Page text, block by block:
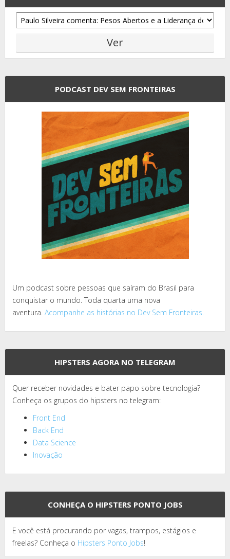
PODCAST DEV SEM FRONTEIRAS
Um podcast sobre pessoas que saíram do Brasil para
conquistar o mundo. Toda quarta uma nova
aventura. Acompanhe as histórias no Dev Sem Fronteiras.
HIPSTERS AGORA NO TELEGRAM
Quer receber novidades e bater papo sobre tecnologia?
Conheça os grupos do hipsters no telegram:
Front End
Back End
Data Science
Inovação
CONHEÇA O HIPSTERS PONTO JOBS
E você está procurando por vagas, trampos, estágios e
freelas? Conheça o Hipsters Ponto Jobs!